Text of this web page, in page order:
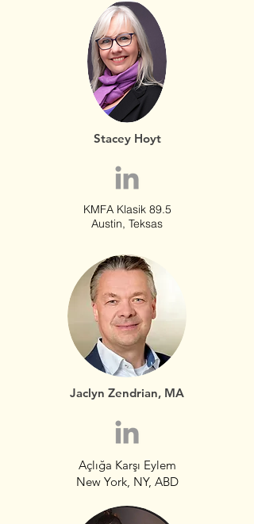
Stacey Hoyt
KMFA Klasik 89.5
Austin, Teksas
Jaclyn Zendrian, MA
Açlığa Karşı Eylem
New York, NY, ABD